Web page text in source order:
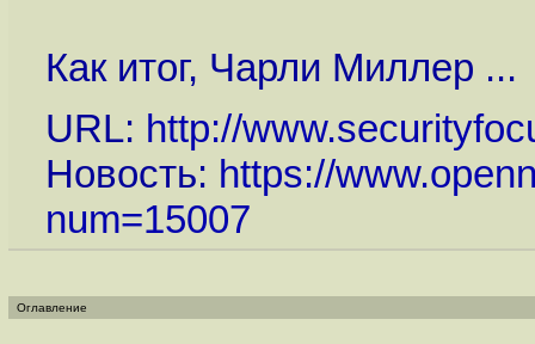
Как итог, Чарли Миллер ...
URL: http://
Новость: https://
num=15007
Оглавление